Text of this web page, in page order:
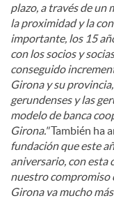
plazo, a través de un
la proximidad y la
importante, los 15
con los socios y
conseguido
Girona y su
gerundenses y las
modelo de banca
Girona."También ha
fundación que este
aniversario, con esta
nuestro compromiso
Girona va mucho